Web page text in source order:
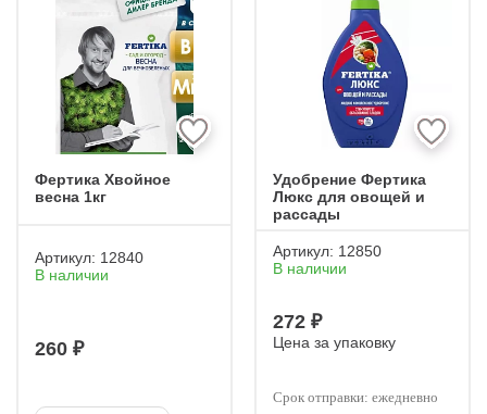
Фертика Хвойное
весна 1кг
Артикул: 12840
В наличии
260 ₽
Удобрение Фертика
Люкс для овощей и
рассады
Артикул: 12850
В наличии
272 ₽
Цена за упаковку
Срок отправки: ежедневно